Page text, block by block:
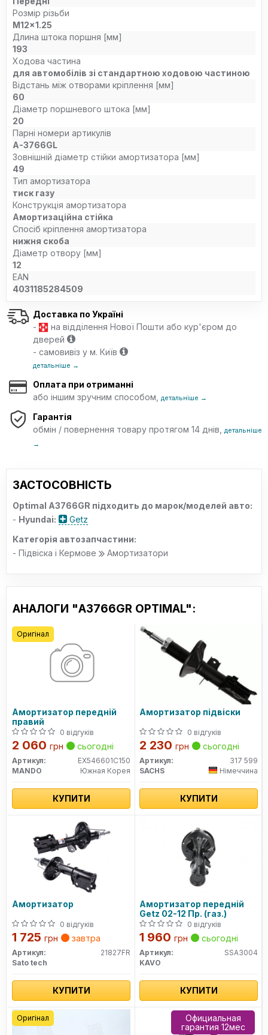
Розмір різьби
M12x1.25
Длина штока поршня [мм]
193
Ходова частина
для автомобілів зі стандартною ходовою частиною
Відстань між отворами кріплення [мм]
60
Діаметр поршневого штока [мм]
20
Парні номери артикулів
A-3766GL
Зовнішній діаметр стійки амортизатора [мм]
49
Тип амортизатора
тиск газу
Конструкція амортизатора
Амортизаційна стійка
Спосіб кріплення амортизатора
нижня скоба
Діаметр отвору [мм]
12
EAN
4031185284509
Доставка по Україні
-
на відділення Нової Пошти або кур'єром до
дверей
- самовивіз у м. Київ
детальніше →
Оплата при отриманні
або іншим зручним способом,
детальніше →
Гарантія
обмін / повернення товару протягом 14 днів,
детальніше
→
ЗАСТОСОВНІСТЬ
Optimal A3766GR підходить до марок/моделей авто:
- Hyundai:
Getz
Категорія автозапчастини:
- Підвіска і Кермове
Амортизатори
АНАЛОГИ "A3766GR OPTIMAL":
Амортизатор передній
правий
0 відгуків
2 060 грн сьогодні
Артикул:
EX546601C150
MANDO
Южная Корея
КУПИТИ
Оригінал
Амортизатор підвіски
0 відгуків
2 230 грн сьогодні
Артикул:
317 599
SACHS
Німеччина
КУПИТИ
Амортизатор
0 відгуків
1 725 грн завтра
Артикул:
21827FR
Sato tech
КУПИТИ
Амортизатор передній
Getz 02-12 Пр. (газ.)
0 відгуків
1 960 грн сьогодні
Артикул:
SSA3004
KAVO
КУПИТИ
Оригінал
Официальная
гарантия 12мес